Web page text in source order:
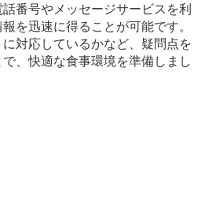
番号やメッセージサービスを利
を迅速に得ることが可能です。
対応しているかなど、疑問点を
、快適な食事環境を準備しまし